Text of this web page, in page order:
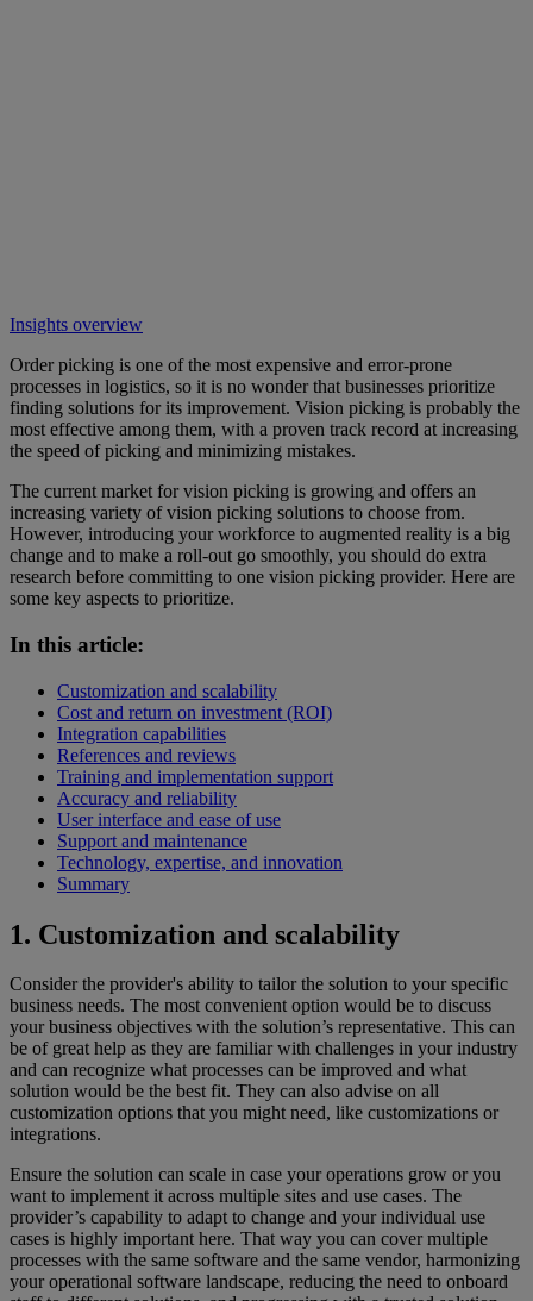
Insights overview
Order picking is one of the most expensive and error-prone
processes in logistics, so it is no wonder that businesses prioritize
finding solutions for its improvement. Vision picking is probably the
most effective among them, with a proven track record at increasing
the speed of picking and minimizing mistakes.
The current market for vision picking is growing and offers an
increasing variety of vision picking solutions to choose from.
However, introducing your workforce to augmented reality is a big
change and to make a roll-out go smoothly, you should do extra
research before committing to one vision picking provider. Here are
some key aspects to prioritize.
In this article:
Customization and scalability
Cost and return on investment (ROI)
Integration capabilities
References and reviews
Training and implementation support
Accuracy and reliability
User interface and ease of use
Support and maintenance
Technology, expertise, and innovation
Summary
1. Customization and scalability
Consider the provider's ability to tailor the solution to your specific
business needs. The most convenient option would be to discuss
your business objectives with the solution’s representative. This can
be of great help as they are familiar with challenges in your industry
and can recognize what processes can be improved and what
solution would be the best fit. They can also advise on all
customization options that you might need, like customizations or
integrations.
Ensure the solution can scale in case your operations grow or you
want to implement it across multiple sites and use cases. The
provider’s capability to adapt to change and your individual use
cases is highly important here. That way you can cover multiple
processes with the same software and the same vendor, harmonizing
your operational software landscape, reducing the need to onboard